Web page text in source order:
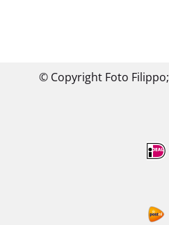
© Copyright Foto Filippo;